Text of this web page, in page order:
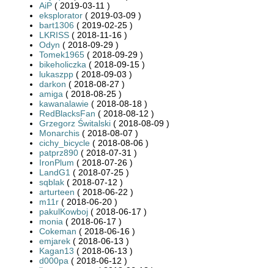
AiP ( 2019-03-11 )
eksplorator ( 2019-03-09 )
bart1306 ( 2019-02-25 )
LKRISS ( 2018-11-16 )
Odyn ( 2018-09-29 )
Tomek1965 ( 2018-09-29 )
bikeholiczka ( 2018-09-15 )
lukaszpp ( 2018-09-03 )
darkon ( 2018-08-27 )
amiga ( 2018-08-25 )
kawanalawie ( 2018-08-18 )
RedBlacksFan ( 2018-08-12 )
Grzegorz Świtalski ( 2018-08-09 )
Monarchis ( 2018-08-07 )
cichy_bicycle ( 2018-08-06 )
patprz890 ( 2018-07-31 )
IronPlum ( 2018-07-26 )
LandG1 ( 2018-07-25 )
sqblak ( 2018-07-12 )
arturteen ( 2018-06-22 )
m11r ( 2018-06-20 )
pakulKowboj ( 2018-06-17 )
monia ( 2018-06-17 )
Cokeman ( 2018-06-16 )
emjarek ( 2018-06-13 )
Kagan13 ( 2018-06-13 )
d000pa ( 2018-06-12 )